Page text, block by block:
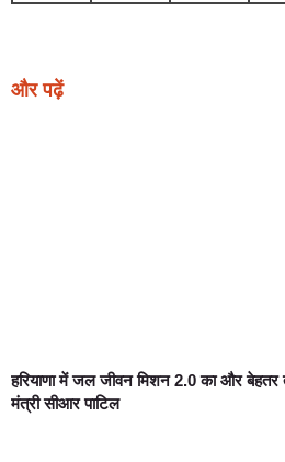
और पढ़ें
हरियाणा में जल जीवन मिशन 2.0 का और बेहतर
मंत्री सीआर पाटिल